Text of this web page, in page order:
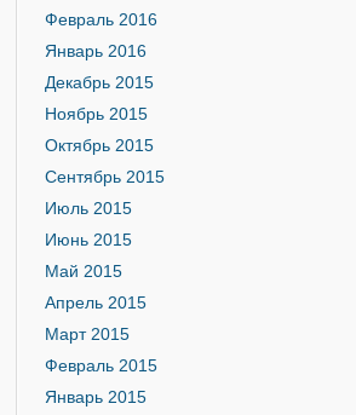
Февраль 2016
Январь 2016
Декабрь 2015
Ноябрь 2015
Октябрь 2015
Сентябрь 2015
Июль 2015
Июнь 2015
Май 2015
Апрель 2015
Март 2015
Февраль 2015
Январь 2015